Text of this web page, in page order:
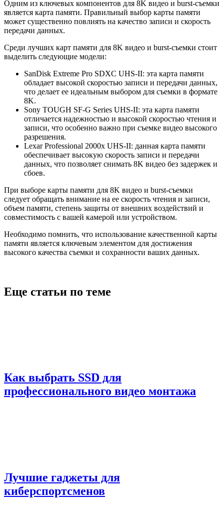
Одним из ключевых компонентов для 8K видео и burst-съемки
является карта памяти. Правильный выбор карты памяти
может существенно повлиять на качество записи и скорость
передачи данных.
Среди лучших карт памяти для 8K видео и burst-съемки стоит
выделить следующие модели:
SanDisk Extreme Pro SDXC UHS-II: эта карта памяти
обладает высокой скоростью записи и передачи данных,
что делает ее идеальным выбором для съемки в формате
8K.
Sony TOUGH SF-G Series UHS-II: эта карта памяти
отличается надежностью и высокой скоростью чтения и
записи, что особенно важно при съемке видео высокого
разрешения.
Lexar Professional 2000x UHS-II: данная карта памяти
обеспечивает высокую скорость записи и передачи
данных, что позволяет снимать 8K видео без задержек и
сбоев.
При выборе карты памяти для 8K видео и burst-съемки
следует обращать внимание на ее скорость чтения и записи,
объем памяти, степень защиты от внешних воздействий и
совместимость с вашей камерой или устройством.
Необходимо помнить, что использование качественной карты
памяти является ключевым элементом для достижения
высокого качества съемки и сохранности ваших данных.
Еще статьи по теме
Как выбрать SSD для
профессионального видео монтажа
Лучшие гаджеты для
киберспортсменов